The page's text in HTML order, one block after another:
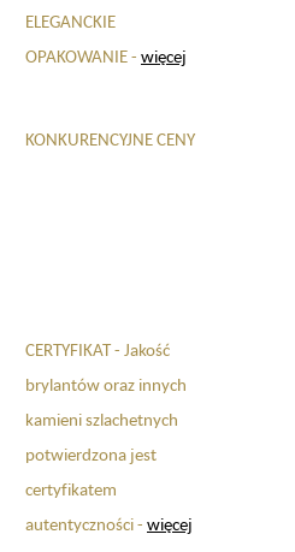
ELEGANCKIE
OPAKOWANIE - więcej
KONKURENCYJNE CENY
CERTYFIKAT - Jakość
brylantów oraz innych
kamieni szlachetnych
potwierdzona jest
certyfikatem
autentyczności - więcej